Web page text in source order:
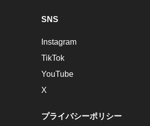
SNS
Instagram
TikTok
YouTube
X
プライバシーポリシー